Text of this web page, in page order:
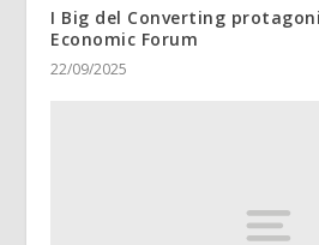
I Big del Converting
Economic Forum
22/09/2025